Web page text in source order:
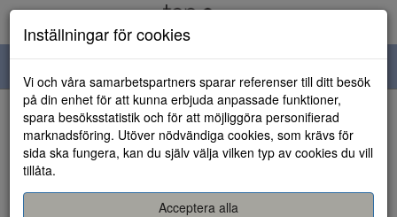
navigation
HEM
Inställningar för cookies
Vi och våra samarbetspartners sparar referenser till ditt besök
på din enhet för att kunna erbjuda anpassade funktioner,
spara besöksstatistik och för att möjliggöra personifierad
marknadsföring. Utöver nödvändiga cookies, som krävs för
sida ska fungera, kan du själv välja vilken typ av cookies du vill
tillåta.
Acceptera alla